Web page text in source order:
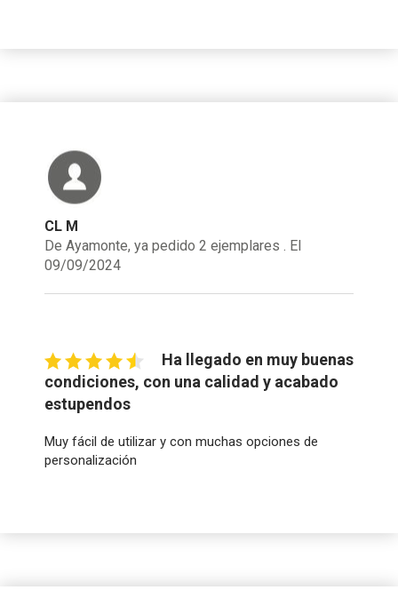
CL M
De Ayamonte, ya pedido 2 ejemplares . El
09/09/2024
Ha llegado en muy buenas
condiciones, con una calidad y acabado
estupendos
Muy fácil de utilizar y con muchas opciones de
personalización